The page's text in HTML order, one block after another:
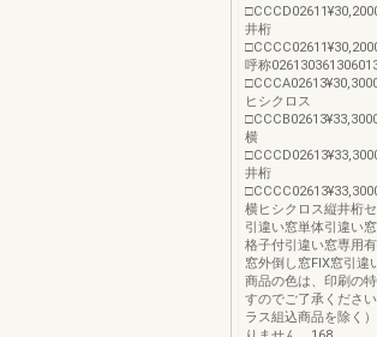
井桁
呼称
ヒシクロス
横
井桁
横ヒシクロス縦井桁
引違い窓単体引違い
格子付引違い窓専用
窓外倒し窓FIX窓引違
商品の色は、印刷の
すのでご了承くださ
ラス組込商品を除く